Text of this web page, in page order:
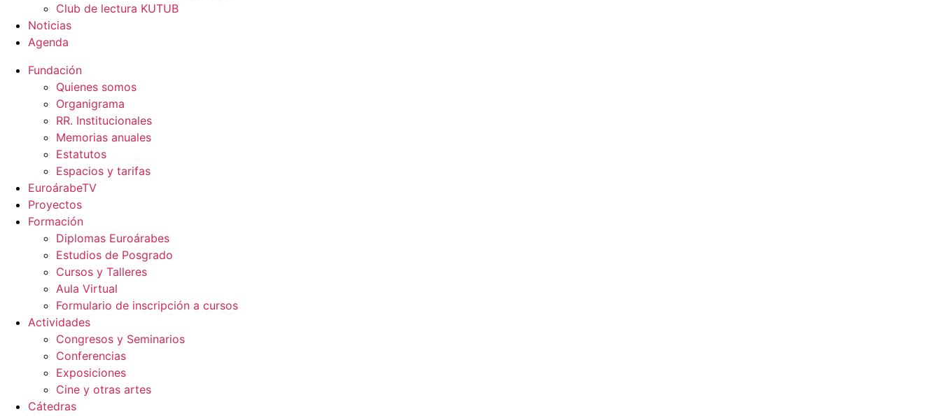
Club de lectura KUTUB
Noticias
Agenda
Fundación
Quienes somos
Organigrama
RR. Institucionales
Memorias anuales
Estatutos
Espacios y tarifas
EuroárabeTV
Proyectos
Formación
Diplomas Euroárabes
Estudios de Posgrado
Cursos y Talleres
Aula Virtual
Formulario de inscripción a cursos
Actividades
Congresos y Seminarios
Conferencias
Exposiciones
Cine y otras artes
Cátedras